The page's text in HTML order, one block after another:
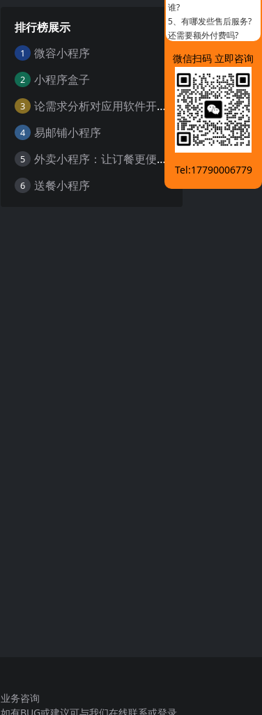
排行榜展示
1 微容小程序
2 小程序盒子
3 论需求分析对应用软件开发的重要性
4 易邮铺小程序
5 外卖小程序：让订餐更便捷，吃货的福音
6 送餐小程序
业务咨询
谁?
5、 有哪发些售后服务?
还需要额外付费吗?
微信扫码 立即咨询
Tel:17790006779